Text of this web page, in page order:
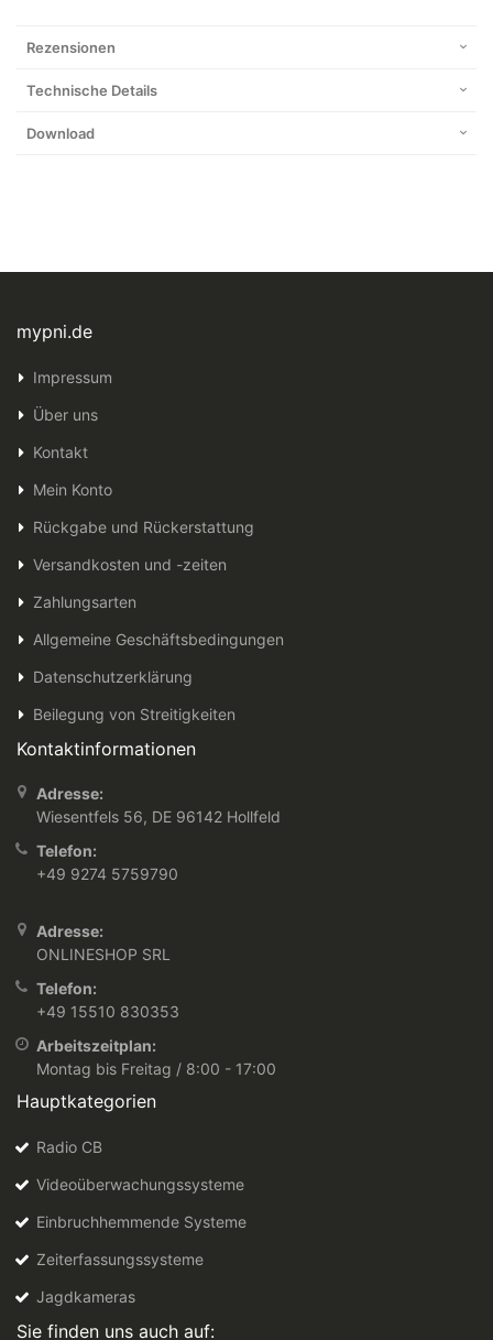
Rezensionen
Technische Details
Download
mypni.de
Impressum
Über uns
Kontakt
Mein Konto
Rückgabe und Rückerstattung
Versandkosten und -zeiten
Zahlungsarten
Allgemeine Geschäftsbedingungen
Datenschutzerklärung
Beilegung von Streitigkeiten
Kontaktinformationen
Adresse:
Wiesentfels 56, DE 96142 Hollfeld
Telefon:
+49 9274 5759790
Adresse:
ONLINESHOP SRL
Telefon:
+49 15510 830353
Arbeitszeitplan:
Montag bis Freitag / 8:00 - 17:00
Hauptkategorien
Radio CB
Videoüberwachungssysteme
Einbruchhemmende Systeme
Zeiterfassungssysteme
Jagdkameras
Sie finden uns auch auf: